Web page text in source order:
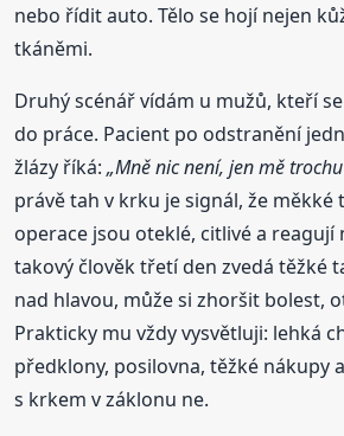
nebo řídit auto. Tělo se hojí nejen
tkáněmi.
Druhý scénář vídám u mužů, kteří
do práce. Pacient po odstranění
žlázy říká:„Mně nic není, jen mě
právě tah v krku je signál, že měkké
operace jsou oteklé, citlivé a reagují
takový člověk třetí den zvedá těžké
nad hlavou, může si zhoršit bolest,
Prakticky mu vždy vysvětluji: lehká
předklony, posilovna, těžké nákupy
s krkem v záklonu ne.